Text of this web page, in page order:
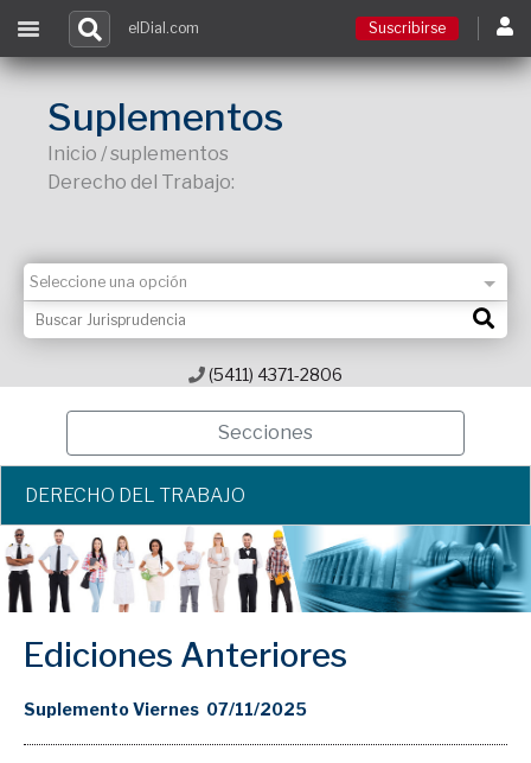
elDial.com Suscribirse
Suplementos
Inicio / suplementos
Derecho del Trabajo:
(5411) 4371-2806
Secciones
DERECHO DEL TRABAJO
Ediciones Anteriores
Suplemento Viernes 07/11/2025